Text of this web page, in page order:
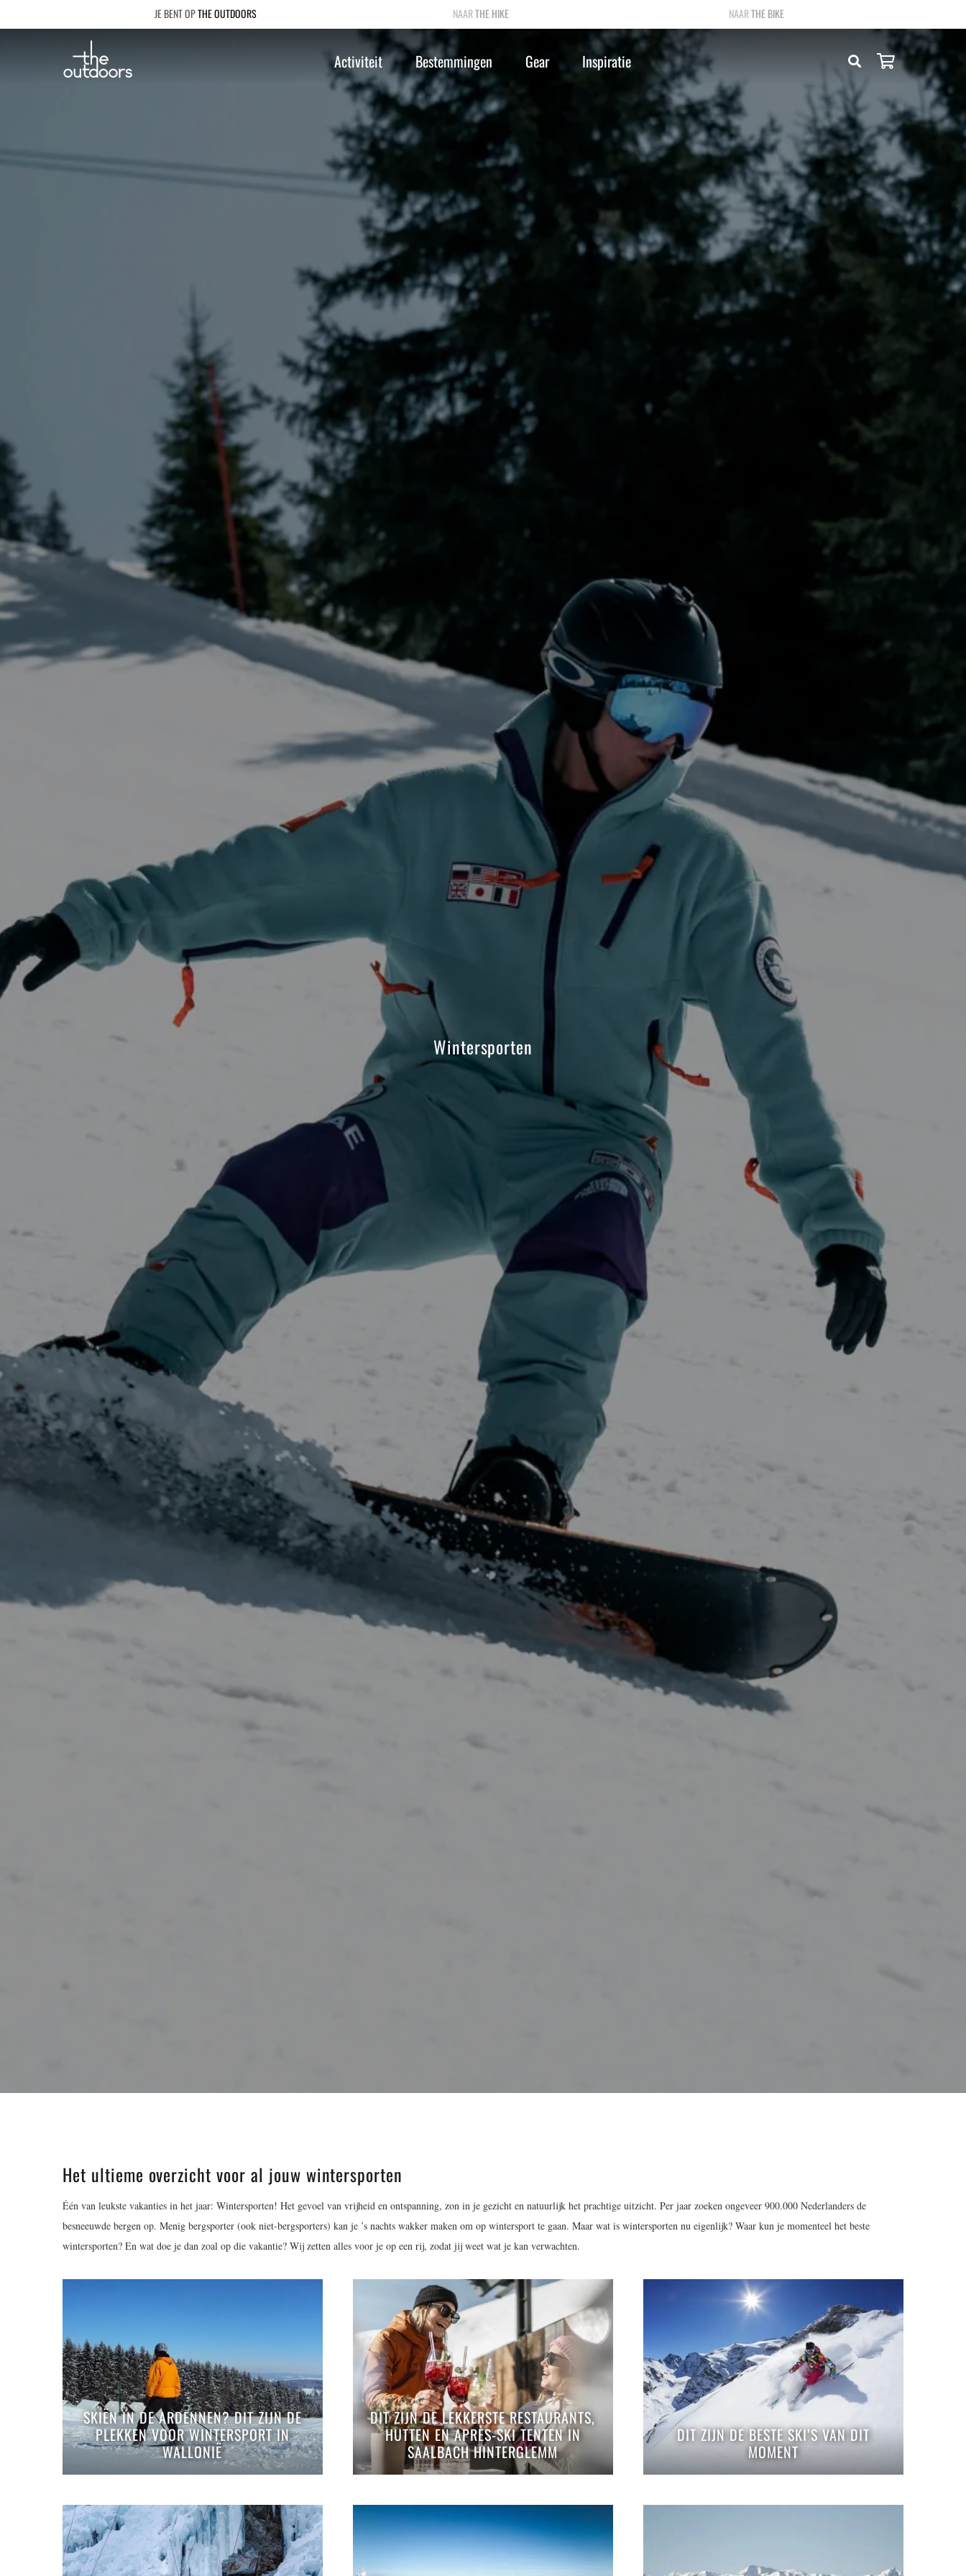
THE OUTDOORS THE HIKE THE BIKE
Activiteit Bestemmingen Gear Inspiratie
Wintersporten
Het ultieme overzicht voor al jouw wintersporten
Één van leukste vakanties in het jaar: Wintersporten! Het gevoel van vrijheid en ontspanning, zon in je gezicht en natuurlijk het prachtige uitzicht. Per jaar zoeken ongeveer 900.000 Nederlanders de
besneeuwde bergen op. Menig bergsporter (ook niet-bergsporters) kan je ’s nachts wakker maken om op wintersport te gaan. Maar wat is wintersporten nu eigenlijk? Waar kun je momenteel het beste
wintersporten? En wat doe je dan zoal op die vakantie? Wij zetten alles voor je op een rij, zodat jij weet wat je kan verwachten.
SKIËN IN DE ARDENNEN? DIT ZIJN DE
PLEKKEN VOOR WINTERSPORT IN
WALLONIË
DIT ZIJN DE LEKKERSTE RESTAURANTS,
HUTTEN EN APRÈS-SKI TENTEN IN
SAALBACH HINTERGLEMM
DIT ZIJN DE BESTE SKI’S VAN DIT
MOMENT